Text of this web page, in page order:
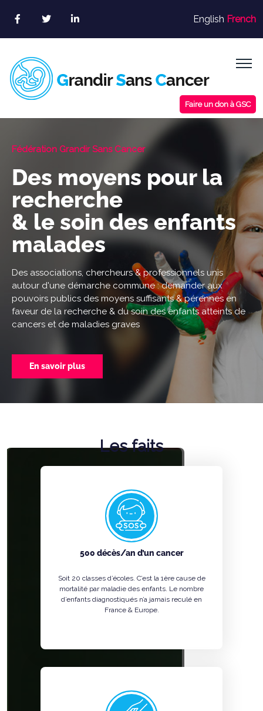
content
English French
Faire un don à GSC
Fédération Grandir Sans Cancer
Des moyens pour la
recherche
& le soin des enfants
malades
Des associations, chercheurs & professionnels unis
autour d'une démarche commune : demander aux
pouvoirs publics des moyens suffisants & pérennes en
faveur de la recherche & du soin des enfants atteints de
cancers et de maladies graves
En savoir plus
Les faits
500 décès/an d’un cancer
Soit 20 classes d’écoles. C’est la 1ère cause de
mortalité par maladie des enfants. Le nombre
d’enfants diagnostiqués n’a jamais reculé en
France & Europe.